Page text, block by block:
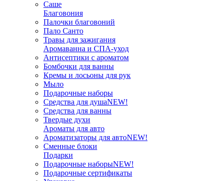
Саше
Благовония
Палочки благовоний
Пало Санто
Травы для зажигания
Аромаванна и СПА-уход
Антисептики с ароматом
Бомбочки для ванны
Кремы и лосьоны для рук
Мыло
Подарочные наборы
Средства для душаNEW!
Средства для ванны
Твердые духи
Ароматы для авто
Ароматизаторы для автоNEW!
Сменные блоки
Подарки
Подарочные наборыNEW!
Подарочные сертификаты